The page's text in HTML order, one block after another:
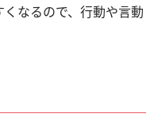
なるので、行動や言動